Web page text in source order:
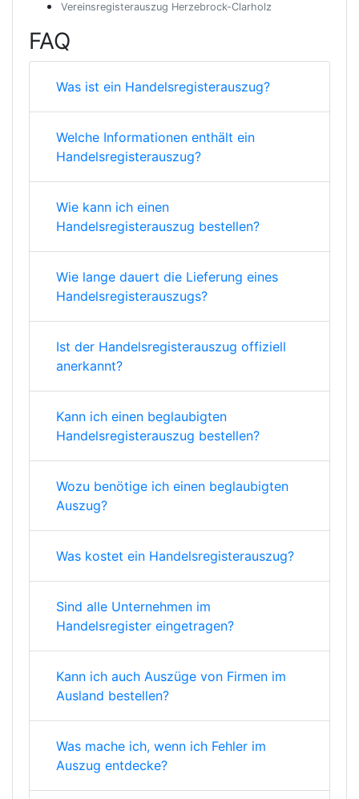
Vereinsregisterauszug Herzebrock-Clarholz
FAQ
Was ist ein Handelsregisterauszug?
Welche Informationen enthält ein
Handelsregisterauszug?
Wie kann ich einen
Handelsregisterauszug bestellen?
Wie lange dauert die Lieferung eines
Handelsregisterauszugs?
Ist der Handelsregisterauszug offiziell
anerkannt?
Kann ich einen beglaubigten
Handelsregisterauszug bestellen?
Wozu benötige ich einen beglaubigten
Auszug?
Was kostet ein Handelsregisterauszug?
Sind alle Unternehmen im
Handelsregister eingetragen?
Kann ich auch Auszüge von Firmen im
Ausland bestellen?
Was mache ich, wenn ich Fehler im
Auszug entdecke?